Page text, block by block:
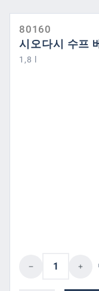
80160
시오다시 수프
1,8 l
제품 수량: